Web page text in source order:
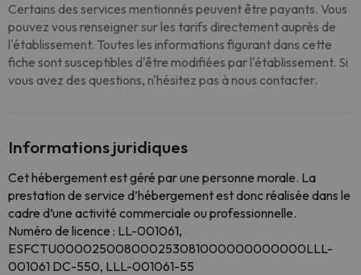
Certains des services mentionnés peuvent être payants. Vous
pouvez vous renseigner sur les tarifs directement auprès de
l'établissement. Toutes les informations figurant dans cette
fiche sont susceptibles d'être modifiées par l'établissement. Si
vous avez des questions, n'hésitez pas à nous contacter.
Informations juridiques
Cet hébergement est géré par une personne morale. La
prestation de service d’hébergement est donc réalisée dans le
cadre d’une activité commerciale ou professionnelle.
Numéro de licence : LL-001061,
ESFCTU000025008000253081000000000000LLL-
001061 DC-550, LLL-001061-55